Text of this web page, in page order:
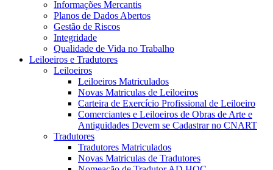
Informações Mercantis
Planos de Dados Abertos
Gestão de Riscos
Integridade
Qualidade de Vida no Trabalho
Leiloeiros e Tradutores
Leiloeiros
Leiloeiros Matriculados
Novas Matriculas de Leiloeiros
Carteira de Exercício Profissional de Leiloeiro
Comerciantes e Leiloeiros de Obras de Arte e
Antiguidades Devem se Cadastrar no CNART
Tradutores
Tradutores Matriculados
Novas Matriculas de Tradutores